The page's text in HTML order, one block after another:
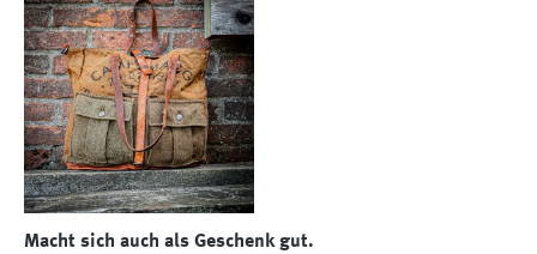
Macht sich auch als Geschenk gut.